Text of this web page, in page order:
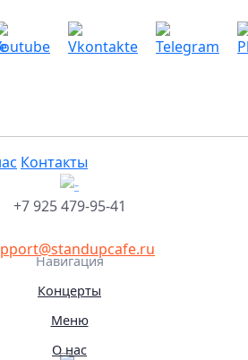
Контакты
+7 925 479-95-41
Навигация
Концерты
Меню
О нас